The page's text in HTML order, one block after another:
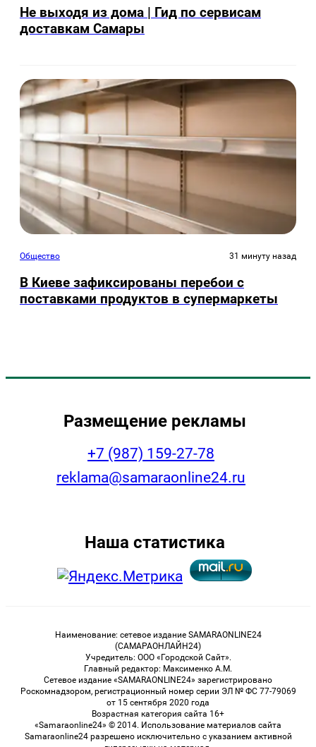
Не выходя из дома | Гид по сервисам
доставкам Самары
Общество 31 минуту назад
В Киеве зафиксированы перебои с
поставками продуктов в супермаркеты
Размещение рекламы
+7 (987) 159-27-78
reklama@samaraonline24.ru
Наша статистика
Наименование: сетевое издание SAMARAONLINE24
(САМАРАОНЛАЙН24)
Учредитель: ООО «Городской Сайт».
Главный редактор: Максименко А.М.
Сетевое издание «SAMARAONLINE24» зарегистрировано
Роскомнадзором, регистрационный номер серии ЭЛ № ФС 77-79069
от 15 сентября 2020 года
Возрастная категория сайта 16+
«Samaraonline24» © 2014. Использование материалов сайта
Samaraonline24 разрешено исключительно с указанием активной